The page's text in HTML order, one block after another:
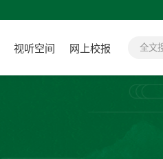
视听空间 网上校报